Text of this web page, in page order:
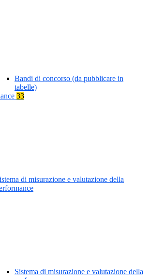
Bandi di concorso (da pubblicare in
tabelle)
33
di misurazione e valutazione della
Sistema di misurazione e valutazione della